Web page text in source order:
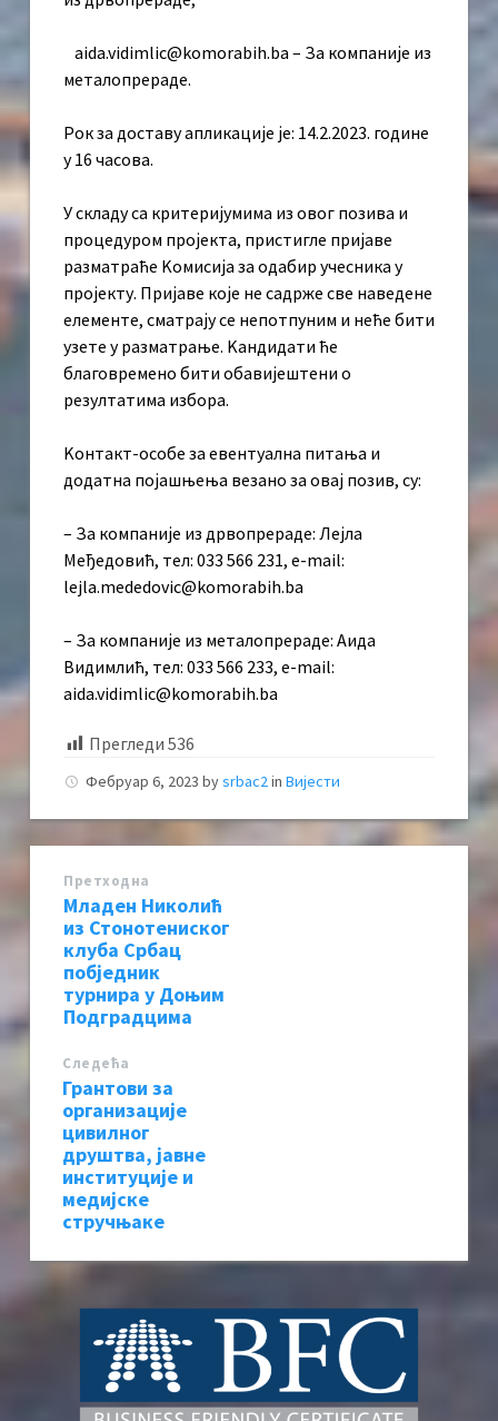
aida.vidimlic@komorabih.ba – За компаније из
металопрераде.
Рок за доставу апликације је: 14.2.2023. године
у 16 часова.
У складу са критеријумима из овог позива и
процедуром пројекта, пристигле пријаве
разматраће Kомисија за одабир учесника у
пројекту. Пријаве које не садрже све наведене
елементе, сматрају се непотпуним и неће бити
узете у разматрање. Kандидати ће
благовремено бити обавијештени о
резултатима избора.
Kонтакт-особе за евентуална питања и
додатна појашњења везано за овај позив, су:
– За компаније из дрвопрераде: Лејла
Међедовић, тел: 033 566 231, e-mail:
lejla.mededovic@komorabih.ba
– За компаније из металопрераде: Аида
Видимлић, тел: 033 566 233, e-mail:
aida.vidimlic@komorabih.ba
Прегледи 536
Фебруар 6, 2023 bysrbac2in Вијести
Претходна
Младен Николић
из Стонотениског
клуба Србац
побједник
турнира у Доњим
Подградцима
Следећa
Грантови за
организације
цивилног
друштва, јавне
институције и
медијске
стручњаке